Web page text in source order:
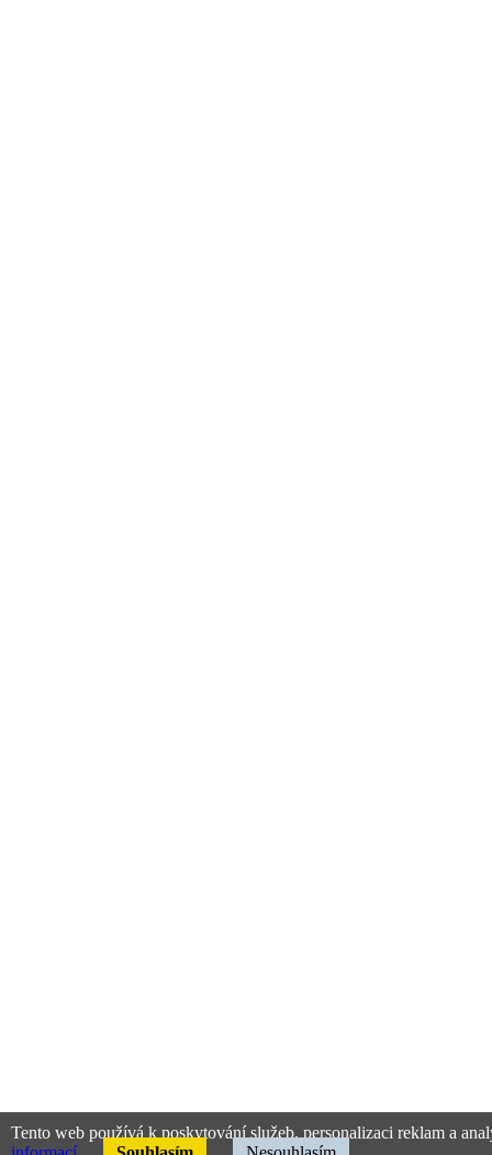
Tento web používá k poskytování služeb, personalizaci reklam a